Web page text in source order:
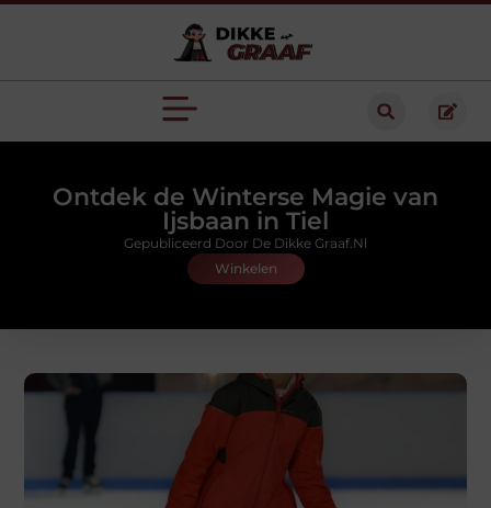
Ontdek de Winterse Magie van
Ijsbaan in Tiel
Winkelen
Gepubliceerd Door De Dikke Graaf.nl